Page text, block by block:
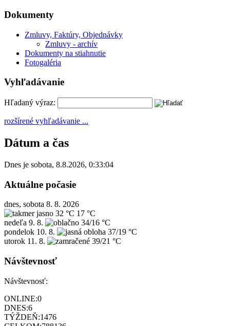
Dokumenty
Zmluvy, Faktúry, Objednávky
Zmluvy - archív
Dokumenty na stiahnutie
Fotogaléria
Vyhľadávanie
Hľadaný výraz:
rozšírené vyhľadávanie ...
Dátum a čas
Dnes je sobota, 8.8.2026, 0:33:04
Aktuálne počasie
dnes, sobota 8. 8. 2026
32 °C 17 °C
nedeľa 9. 8.
34/16 °C
pondelok 10. 8.
37/19 °C
utorok 11. 8. 39/21 °C
Návštevnosť
Návštevnosť:
ONLINE:0
DNES:6
TÝŽDEŇ:1476